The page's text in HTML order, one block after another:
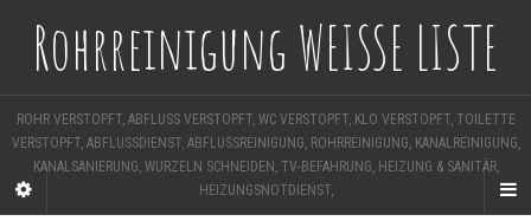
Rohrreinigung WEISSE LISTE
ROHR VERSTOPFT, ABFLUSS VERSTOPFT, WC VERSTOPFT, KLO VERSTOPFT, TOILETTE
VERSTOPFT, ABFLUSSDIENST, ABFLUSSREINIGUNG, ROHRREINIGUNG, KANALREINIGUNG,
KANALSANIERUNG, WURZELN SCHNEIDEN, TV-BEFAHRUNG, HEIZUNG & SANITÄR,
HEIZUNGSNOTDIENST,